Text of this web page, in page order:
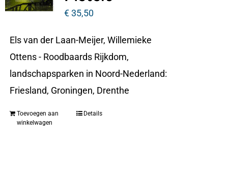
€35,50
Els van der Laan-Meijer, Willemieke
Ottens - Roodbaards Rijkdom,
landschapsparken in Noord-Nederland:
Friesland, Groningen, Drenthe
Toevoegen aan
winkelwagen
Details